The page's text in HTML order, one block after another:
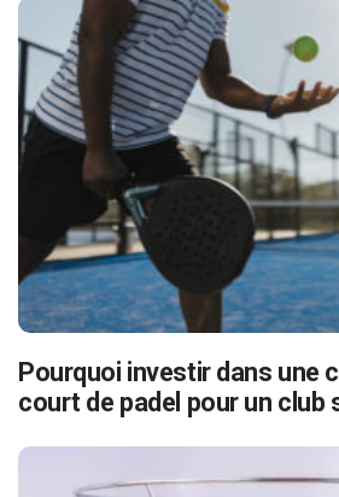
Pourquoi investir dans une
court de padel pour un club